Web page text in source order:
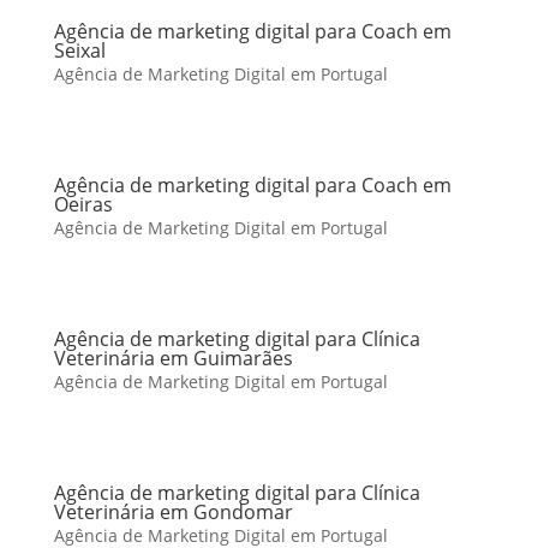
Agência de marketing digital para Coach em
Seixal
Agência de Marketing Digital em Portugal
Agência de marketing digital para Coach em
Oeiras
Agência de Marketing Digital em Portugal
Agência de marketing digital para Clínica
Veterinária em Guimarães
Agência de Marketing Digital em Portugal
Agência de marketing digital para Clínica
Veterinária em Gondomar
Agência de Marketing Digital em Portugal